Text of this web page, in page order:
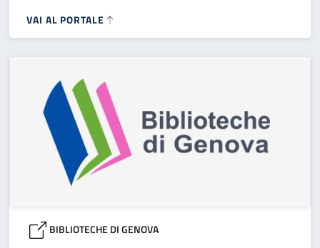
VAI AL PORTALE
BIBLIOTECHE DI GENOVA